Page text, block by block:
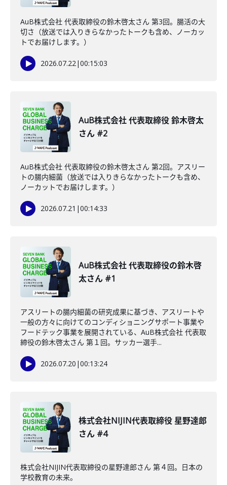
AuB株式会社 代表取締役の鈴木啓太さん 第3回。腸活の大
切さ（放送では入りきらなかったトークも含め、ノーカッ
トでお届けします。）
2026.07.22|00:15:03
AuB株式会社 代表取締役 鈴木啓太
さん #2
AuB株式会社 代表取締役の鈴木啓太さん 第2回。アスリー
トの腸内細菌（放送では入りきらなかったトークも含め、
ノーカットでお届けします。）
2026.07.21 |00:14:33
AuB株式会社 代表取締役の鈴木啓
太さん #1
アスリートの腸内細菌の研究成果に基づき、アスリートや
一般の方々に向けてのコンディショニングサポート事業や
フードテック事業を展開されている、AuB株式会社 代表取
締役の鈴木啓太さん 第１回。サッカー選手...
2026.07.20 |00:13:24
株式会社NIJIN代表取締役 星野達郎
さん #4
株式会社NIJIN代表取締役の星野達郎さん 第４回。日本の
学校教育の未来。